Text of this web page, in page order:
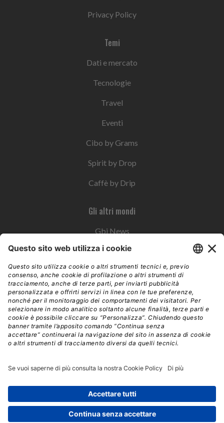
Privacy Policy
Temi
Dati e mercato
Tecnologie
Travel
Eventi
Cibo by Grams
Spirit by Drop
Caffè by Drip
Gli altri mondi
Gbi News
Instoremag
Esplora il gruppo
Edra Edizioni
Edizioni LSWR
LSWR Group
Mixer è un prodotto del network Edra Edizioni. Direzione, amministrazione,
redazione, pubblicità | © Copyright 2026 – Tutti i diritti riservati | Partita IVA e C.F.
14392510963